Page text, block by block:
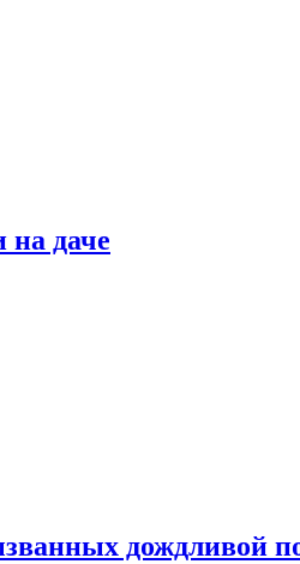
на даче
дождливой